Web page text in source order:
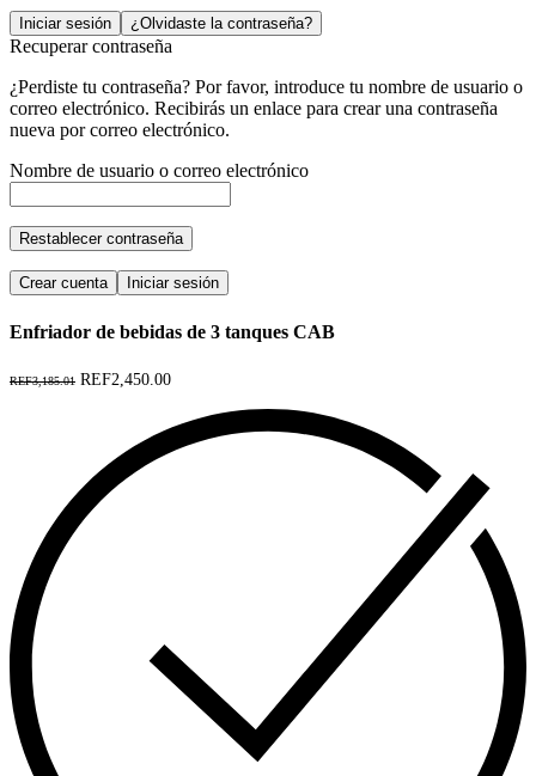
Iniciar sesión ¿Olvidaste la contraseña?
Recuperar contraseña
¿Perdiste tu contraseña? Por favor, introduce tu nombre de usuario o
correo electrónico. Recibirás un enlace para crear una contraseña
nueva por correo electrónico.
Nombre de usuario o correo electrónico
Restablecer contraseña
Crear cuenta Iniciar sesión
Enfriador de bebidas de 3 tanques CAB
REF3,185.01 REF2,450.00